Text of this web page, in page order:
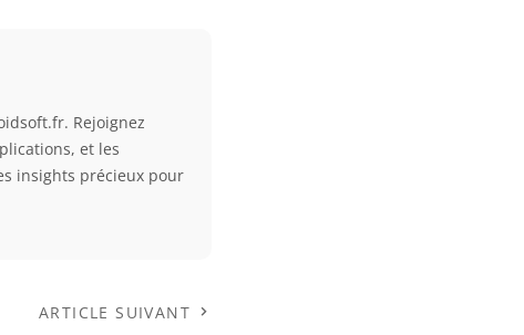
Rejoignez
et les
insights précieux pour
ARTICLE SUIVANT